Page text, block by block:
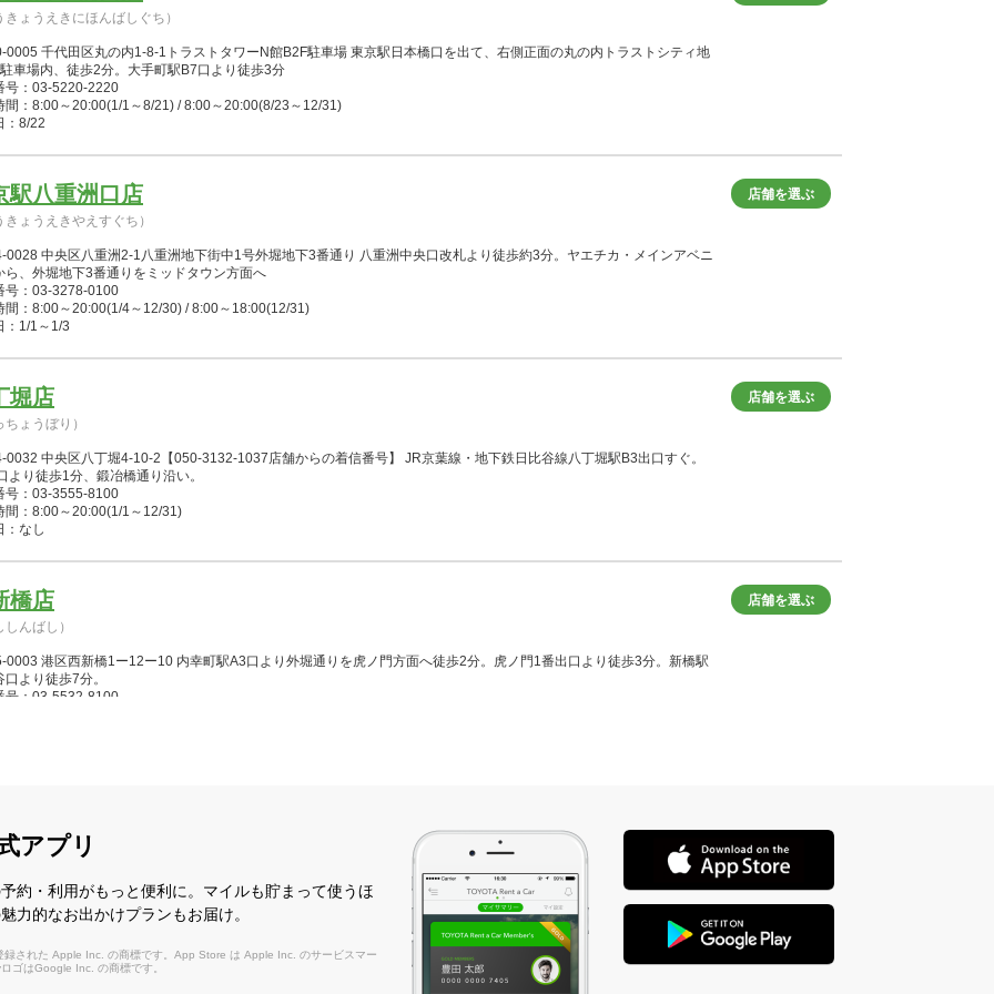
きょうえきにほんばしぐち）
0005 千代田区丸の内1-8-1トラストタワーN館B2F駐車場 東京駅日本橋口を出て、右側正面の丸の内トラストシティ地
車場内、徒歩2分。大手町駅B7口より徒歩3分
号：03-5220-2220
間：8:00～20:00(1/1～8/21) / 8:00～20:00(8/23～12/31)
：8/22
駅八重洲口店
きょうえきやえすぐち）
店舗を選ぶ
0028 中央区八重洲2-1八重洲地下街中1号外堀地下3番通り 八重洲中央口改札より徒歩約3分。ヤエチカ・メインアベニ
ら、外堀地下3番通りをミッドタウン方面へ
号：03-3278-0100
間：8:00～20:00(1/4～12/30) / 8:00～18:00(12/31)
：1/1～1/3
堀店
ちょうぼり）
店舗を選ぶ
0032 中央区八丁堀4-10-2【050-3132-1037店舗からの着信番号】 JR京葉線・地下鉄日比谷線八丁堀駅B3出口すぐ。
より徒歩1分、鍛冶橋通り沿い。
号：03-3555-8100
間：8:00～20:00(1/1～12/31)
：なし
橋店
んばし）
店舗を選ぶ
0003 港区西新橋1ー12ー10 内幸町駅A3口より外堀通りを虎ノ門方面へ徒歩2分。虎ノ門1番出口より徒歩3分。新橋駅
口より徒歩7分。
号：03-5532-8100
てんぐうてぃーきゃっと）
0015 中央区日本橋箱崎町42-1東京シティエアターミナル(T-CAT)地下1F 東京シティエアターミナル（半蔵門線水天宮前
）1階リムジンバス到着ロビー横の地下駐車場連絡口よりB1Fへ
号：03-3662-0100
間：8:00～20:00(1/1～12/31)
アプリ
約・利用がもっと便利に。マイルも貯まって使うほ
力的なお出かけプランもお届け。
された Apple Inc. の商標です。App Store は Apple Inc. のサービスマー
ゴはGoogle Inc. の商標です。